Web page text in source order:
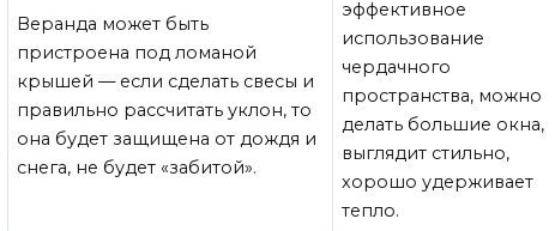
Веранда может быть
пристроена под ломаной
крышей — если сделать свесы и
правильно рассчитать уклон, то
она будет защищена от дождя и
снега, не будет «забитой».
эффективное
использование
чердачного
пространства, можно
делать большие окна,
выглядит стильно,
хорошо удерживает
тепло.